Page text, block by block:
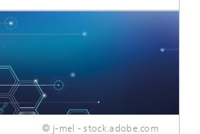
© j-mel - stock.adobe.com